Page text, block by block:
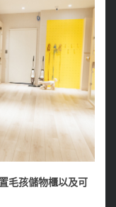
毛孩儲物櫃以及可